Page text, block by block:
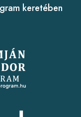
keretében